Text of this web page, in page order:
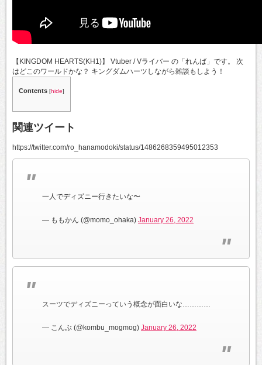
【KINGDOM HEARTS(KH1)】 Vtuber / Vライバー の「れんば」です。 次
はどこのワールドかな？ キングダムハーツしながら雑談もしよう！
Contents [hide]
関連ツイート
https://twitter.com/ro_hanamodoki/status/1486268359495012353
一人でディズニー行きたいな〜
— ももかん (@momo_ohaka) January 26, 2022
スーツでディズニーっていう概念が面白いな…………
— こんぶ (@kombu_mogmog) January 26, 2022